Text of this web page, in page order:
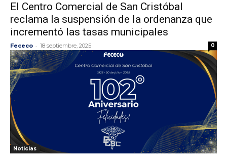
El Centro Comercial de San Cristóbal
reclama la suspensión de la ordenanza que
incrementó las tasas municipales
Fececo - 18 septiembre, 2025 0
Noticias